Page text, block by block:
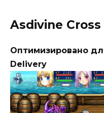
Asdivine Cross
Оптимизировано
Delivery